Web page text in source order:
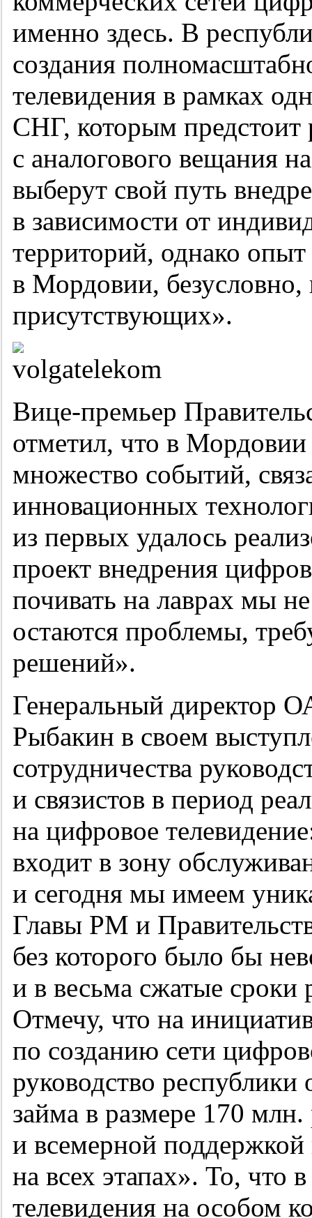
именно здесь. В
создания
телевидения в рамках
СНГ, которым предстоит
с аналогового вещания
выберут свой путь
в зависимости от
территорий, однако
в Мордовии, безусловно,
присутствующих».
Вице-премьер
отметил, что в Мордовии
множество событий,
инновационных
из первых удалось
проект внедрения
почивать на лаврах мы
остаются проблемы,
решений».
Генеральный директор
Рыбакин в своем
сотрудничества
и связистов в период
на цифровое
входит в зону
и сегодня мы имеем
Главы РМ и
без которого было бы
и в весьма сжатые сроки
Отмечу, что на
по созданию сети
руководство республики
займа в размере 170
и всемерной
на всех этапах». То, что
телевидения на особом